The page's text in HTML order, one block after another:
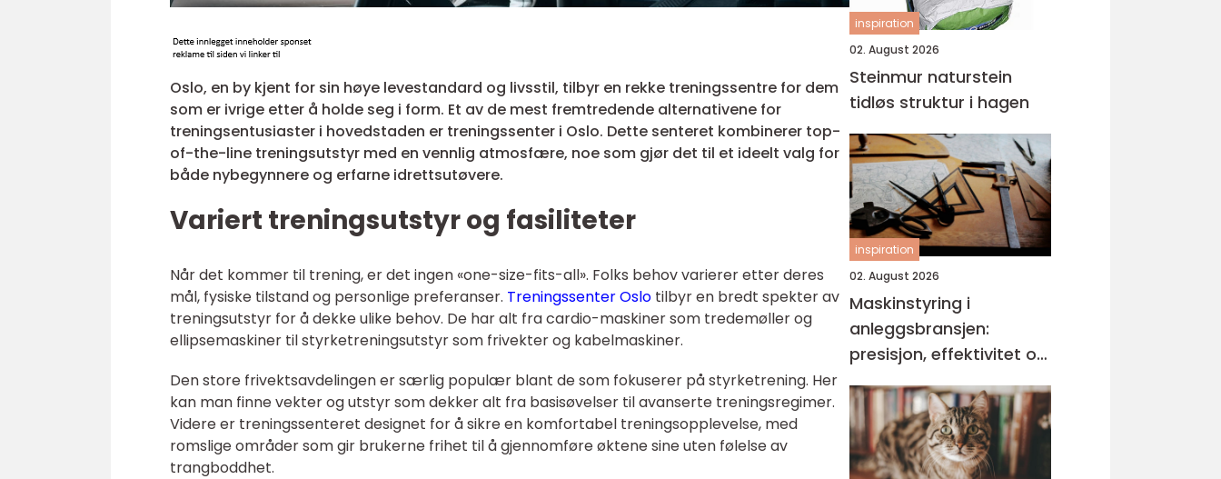
Oslo, en by kjent for sin høye levestandard og livsstil, tilbyr en rekke treningssentre for dem
som er ivrige etter å holde seg i form. Et av de mest fremtredende alternativene for
treningsentusiaster i hovedstaden er treningssenter i Oslo. Dette senteret kombinerer top-
of-the-line treningsutstyr med en vennlig atmosfære, noe som gjør det til et ideelt valg for
både nybegynnere og erfarne idrettsutøvere.
Variert treningsutstyr og fasiliteter
Når det kommer til trening, er det ingen «one-size-fits-all». Folks behov varierer etter deres
mål, fysiske tilstand og personlige preferanser. Treningssenter Oslo tilbyr en bredt spekter av
treningsutstyr for å dekke ulike behov. De har alt fra cardio-maskiner som tredemøller og
ellipsemaskiner til styrketreningsutstyr som frivekter og kabelmaskiner.
Den store frivektsavdelingen er særlig populær blant de som fokuserer på styrketrening. Her
kan man finne vekter og utstyr som dekker alt fra basisøvelser til avanserte treningsregimer.
Videre er treningssenteret designet for å sikre en komfortabel treningsopplevelse, med
romslige områder som gir brukerne frihet til å gjennomføre øktene sine uten følelse av
trangboddhet.
inspiration
02. August 2026
Steinmur naturstein
tidløs struktur i hagen
inspiration
02. August 2026
Maskinstyring i
anleggsbransjen:
presisjon, effektivitet og
bedre dokumentasjon